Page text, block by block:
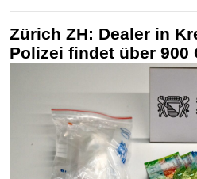
Zürich ZH: Dealer in
Polizei findet über 900